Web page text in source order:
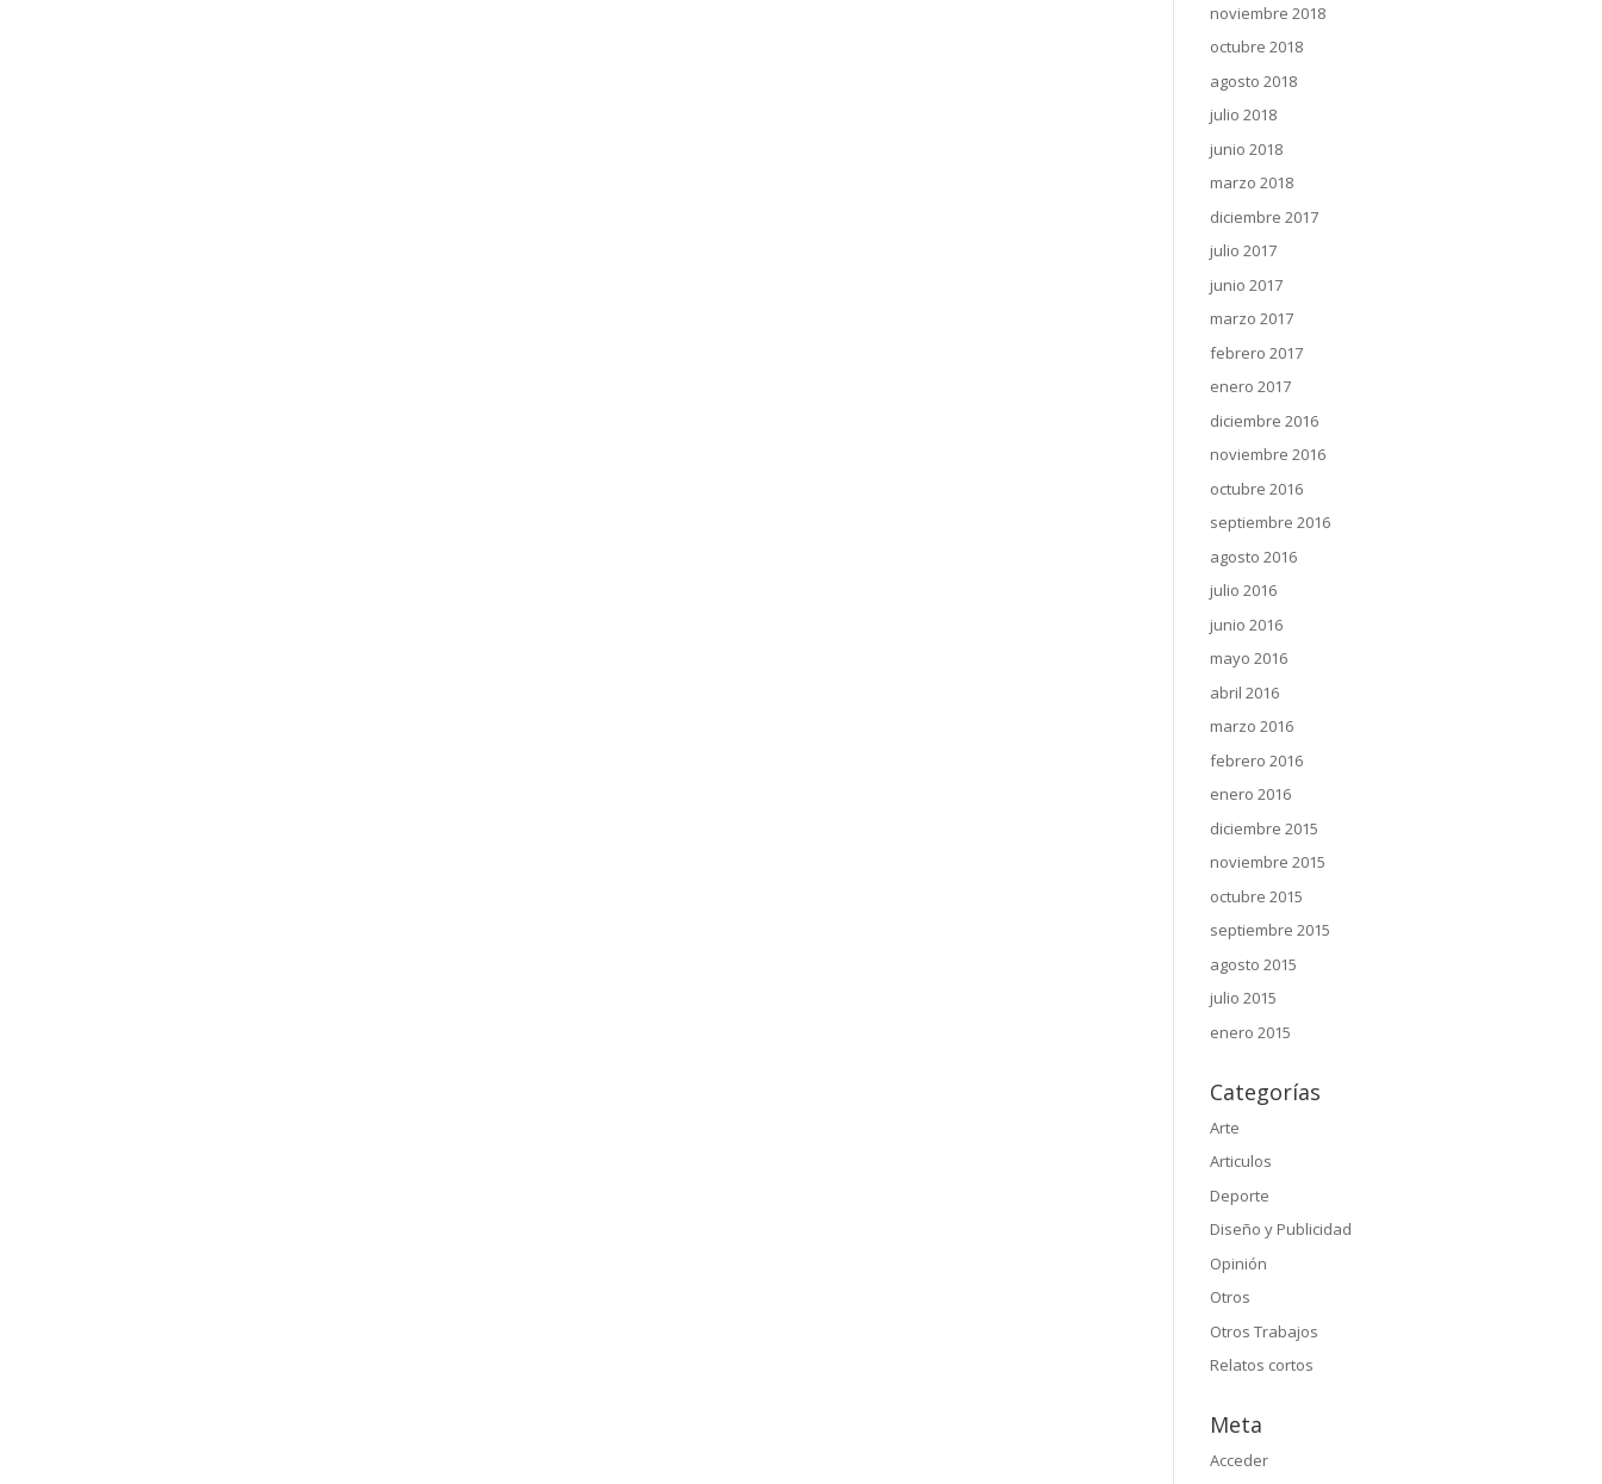
noviembre 2018
octubre 2018
agosto 2018
julio 2018
junio 2018
marzo 2018
diciembre 2017
julio 2017
junio 2017
marzo 2017
febrero 2017
enero 2017
diciembre 2016
noviembre 2016
octubre 2016
septiembre 2016
agosto 2016
julio 2016
junio 2016
mayo 2016
abril 2016
marzo 2016
febrero 2016
enero 2016
diciembre 2015
noviembre 2015
octubre 2015
septiembre 2015
agosto 2015
julio 2015
enero 2015
Categorías
Arte
Articulos
Deporte
Diseño y Publicidad
Opinión
Otros
Otros Trabajos
Relatos cortos
Meta
Acceder